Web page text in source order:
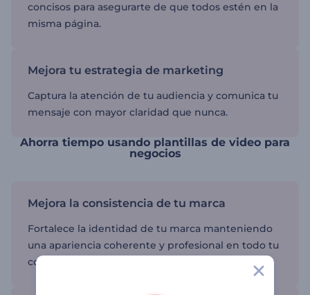
concisos para asegurarte de que todos estén en la
misma página.
Mejora tu estrategia de marketing
Captura la atención de tu audiencia y comunica tu
mensaje con mayor claridad que nunca.
Ahorra tiempo usando plantillas de video para
negocios
Mejora la consistencia de tu marca
Fortalece la identidad de tu marca manteniendo
una apariencia coherente y profesional en todo tu
contenido de video.